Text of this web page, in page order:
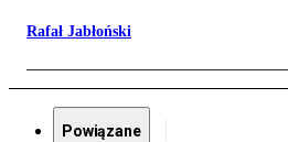
Rafał Jabłoński
Powiązane